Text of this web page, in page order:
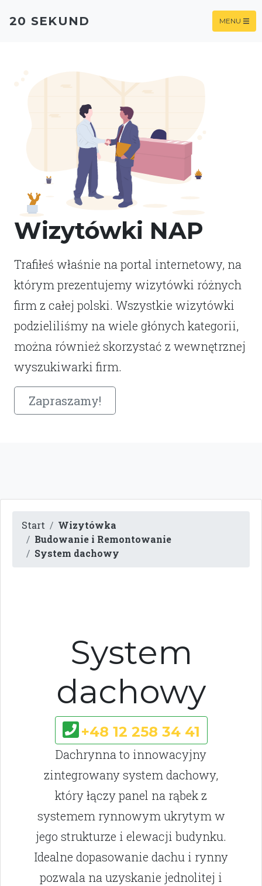
Wizytówki NAP
Trafiłeś właśnie na portal internetowy, na
którym prezentujemy wizytówki różnych
firm z całej polski. Wszystkie wizytówki
podzieliliśmy na wiele głónych kategorii,
można również skorzystać z wewnętrznej
wyszukiwarki firm.
Zapraszamy!
20 SEKUND MENU
Start
Wizytówka
Budowanie i Remontowanie
System dachowy
System
dachowy
+48 12 258 34 41
Dachrynna to innowacyjny
zintegrowany system dachowy,
który łączy panel na rąbek z
systemem rynnowym ukrytym w
jego strukturze i elewacji budynku.
Idealne dopasowanie dachu i rynny
pozwala na uzyskanie jednolitej i